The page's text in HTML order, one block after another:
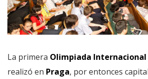
La primera Olimpiada Internacional
realizó en Praga, por entonces capital